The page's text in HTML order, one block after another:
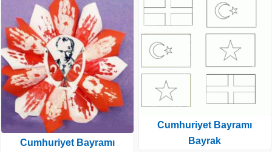
Cumhuriyet Bayramı
Cumhuriyet Bayramı
Bayrak